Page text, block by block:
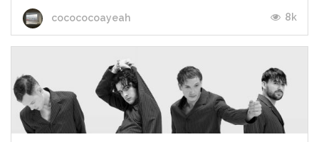
cocococoayeah 8k